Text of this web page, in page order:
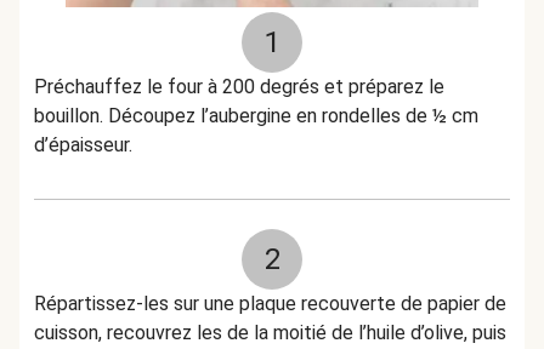
1
Préchauffez le four à 200 degrés et préparez le
bouillon. Découpez l’aubergine en rondelles de ½ cm
d’épaisseur.
2
Répartissez-les sur une plaque recouverte de papier de
cuisson, recouvrez les de la moitié de l’huile d’olive, puis